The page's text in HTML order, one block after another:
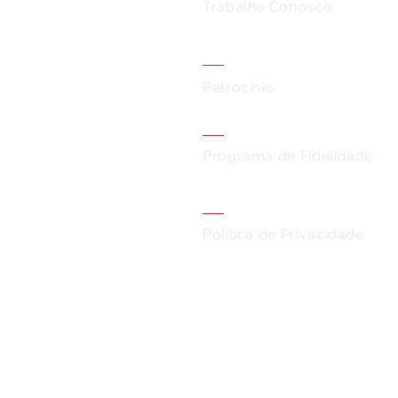
Trabalhe Conosco
Patrocínio
Programa de Fidelidade
Política de Privacidade